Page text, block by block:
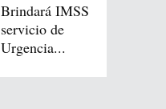
Brindará IMSS
servicio de
Urgencia...